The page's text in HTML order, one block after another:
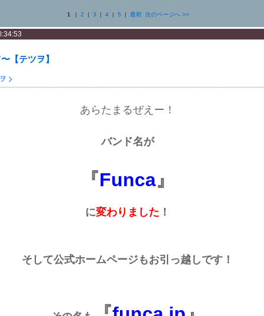
1 | 2 | 3 | 4 | 5 | 最初 次のページへ >>
【テツヲ】
あらたまるぜえー！
バンド名が
『Funca』
に変わりました ！
そして公式ホームページもお引っ越しです！